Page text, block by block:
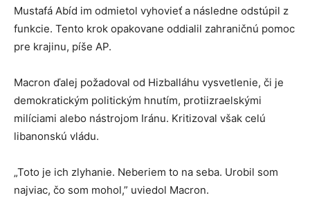
Mustafá Abíd im odmietol vyhovieť a následne odstúpil z
funkcie. Tento krok opakovane oddialil zahraničnú pomoc
pre krajinu, píše AP.
Macron ďalej požadoval od Hizballáhu vysvetlenie, či je
demokratickým politickým hnutím, protiizraelskými
milíciami alebo nástrojom Iránu. Kritizoval však celú
libanonskú vládu.
„Toto je ich zlyhanie. Neberiem to na seba. Urobil som
najviac, čo som mohol,” uviedol Macron.